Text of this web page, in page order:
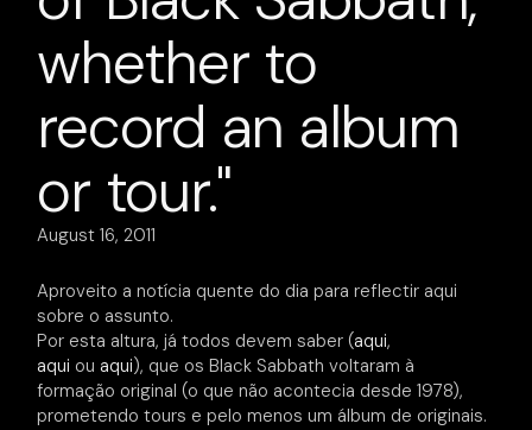
whether to
record an album
or tour."
August 16, 2011
Aproveito a notícia quente do dia para reflectir aqui
sobre o assunto.
Por esta altura, já todos devem saber (aqui,
aqui ou aqui), que os Black Sabbath voltaram à
formação original (o que não acontecia desde 1978),
prometendo tours e pelo menos um álbum de originais.